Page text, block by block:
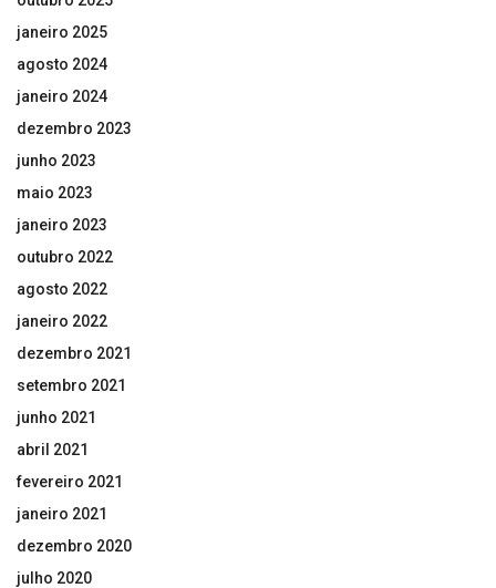
janeiro 2025
agosto 2024
janeiro 2024
dezembro 2023
junho 2023
maio 2023
janeiro 2023
outubro 2022
agosto 2022
janeiro 2022
dezembro 2021
setembro 2021
junho 2021
abril 2021
fevereiro 2021
janeiro 2021
dezembro 2020
julho 2020